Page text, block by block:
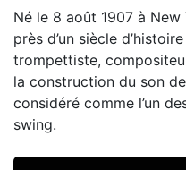
Né le 8 août 1907 à
près d’un siècle
trompettiste,
la construction du son
considéré comme l’un
swing.